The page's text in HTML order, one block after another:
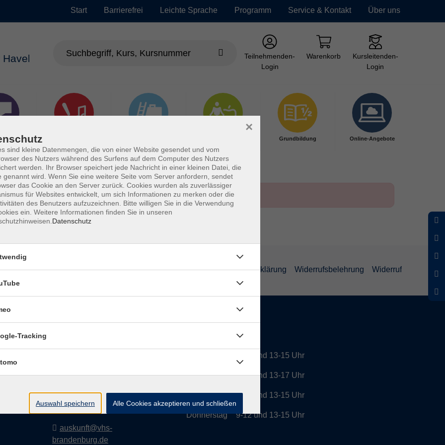
Start Barrierefrei Leichte Sprache Programm Service & Kontakt Über uns
Teilnehmenden-
Login
Warenkorb
Kursleitenden-
Login
Kreatives Gestalten
EDV
Grundbildung Online-Angebote
Impressum Datenschutzerklärung Widerrufsbelehrung Widerruf
Havel
Upstallstraße 25
14772 Brandenburg an der
Havel
auskunft@vhs-
brandenburg.de
Dienstag
Mittwoch
Donnerstag
9-12 und 13-15 Uhr
9-12 und 13-17 Uhr
9-12 und 13-15 Uhr
9-12 und 13-15 Uhr
sind kleine Datenmengen, die von einer Website gesendet und vom
des Nutzers während des Surfens auf dem Computer des Nutzers
werden. Ihr Browser speichert jede Nachricht in einer kleinen Datei, die
genannt wird. Wenn Sie eine weitere Seite vom Server anfordern, sendet
das Cookie an den Server zurück. Cookies wurden als zuverlässiger
für Websites entwickelt, um sich Informationen zu merken oder die
des Benutzers aufzuzeichnen. Bitte willigen Sie in die Verwendung
ein. Weitere Informationen finden Sie in unseren
Datenschutz
×
Tracking
Auswahl speichern Alle Cookies akzeptieren und schließen